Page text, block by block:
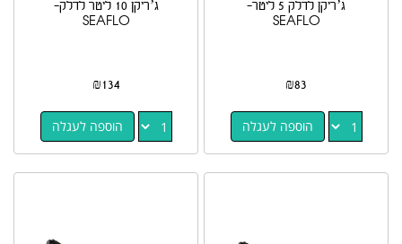
ג’ריקן לדלק 5 ליטר-
SEAFLO
₪83
הוספה לעגלה
ג’ריקן 10 ליטר לדלק-
SEAFLO
₪134
הוספה לעגלה